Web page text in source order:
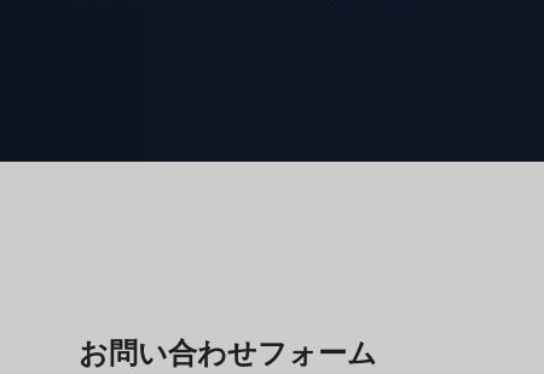
お問い合わせフォーム